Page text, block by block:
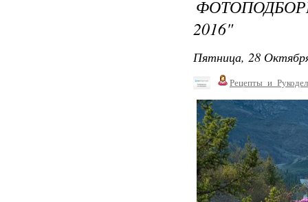
2016"
Пятница, 28